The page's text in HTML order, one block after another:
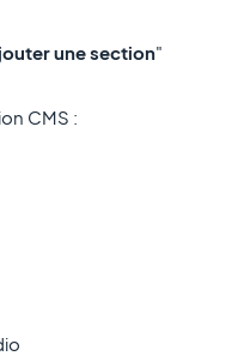
une section"
CMS :